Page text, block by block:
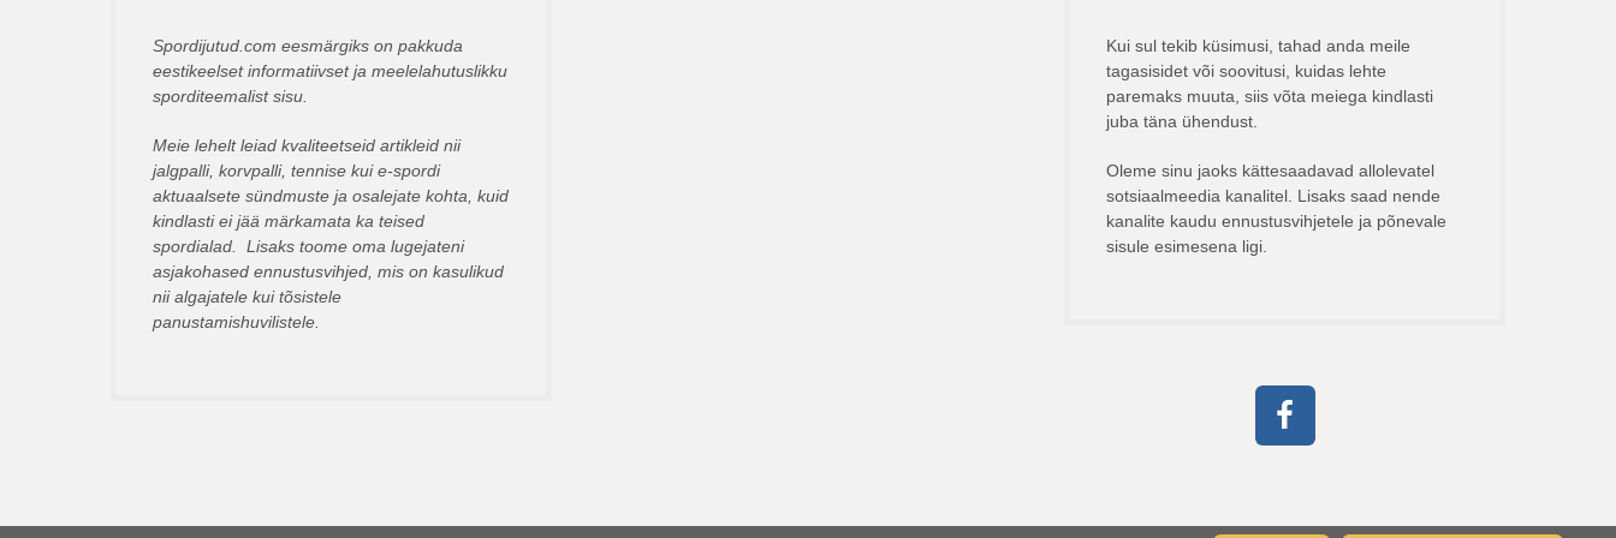
Spordijutud.com eesmärgiks on pakkuda
eestikeelset informatiivset ja meelelahutuslikku
sporditeemalist sisu.
Meie lehelt leiad kvaliteetseid artikleid nii
jalgpalli, korvpalli, tennise kui e-spordi
aktuaalsete sündmuste ja osalejate kohta, kuid
kindlasti ei jää märkamata ka teised
spordialad. Lisaks toome oma lugejateni
asjakohased ennustusvihjed, mis on kasulikud
nii algajatele kui tõsistele
panustamishuvilistele.
Kui sul tekib küsimusi, tahad anda meile
tagasisidet või soovitusi, kuidas lehte
paremaks muuta, siis võta meiega kindlasti
juba täna ühendust.
Oleme sinu jaoks kättesaadavad allolevatel
sotsiaalmeedia kanalitel. Lisaks saad nende
kanalite kaudu ennustusvihjetele ja põnevale
sisule esimesena ligi.